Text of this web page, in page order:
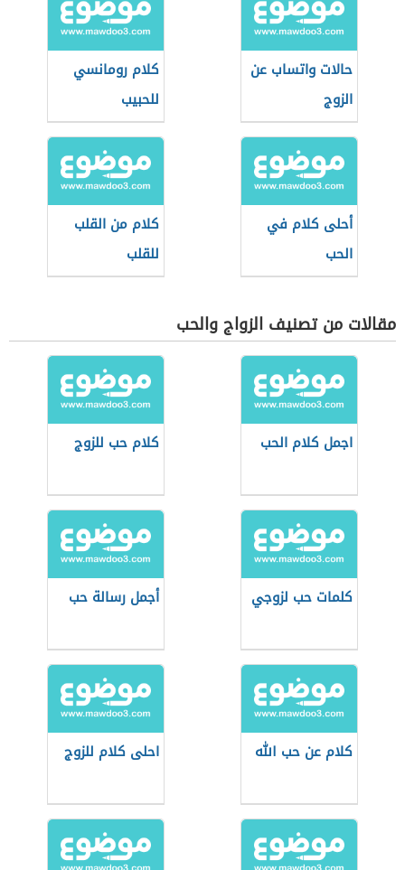
حالات واتساب عن
الزوج
كلام رومانسي
للحبيب
أحلى كلام في
الحب
كلام من القلب
للقلب
مقالات من تصنيف الزواج والحب
اجمل كلام الحب كلام حب للزوج
كلمات حب لزوجي أجمل رسالة حب
كلام عن حب الله احلى كلام للزوج